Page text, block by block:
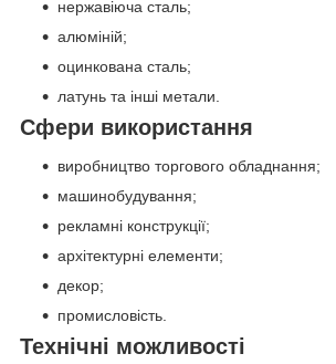
нержавіюча сталь;
алюміній;
оцинкована сталь;
латунь та інші метали.
Сфери використання
виробництво торгового обладнання;
машинобудування;
рекламні конструкції;
архітектурні елементи;
декор;
промисловість.
Технічні можливості